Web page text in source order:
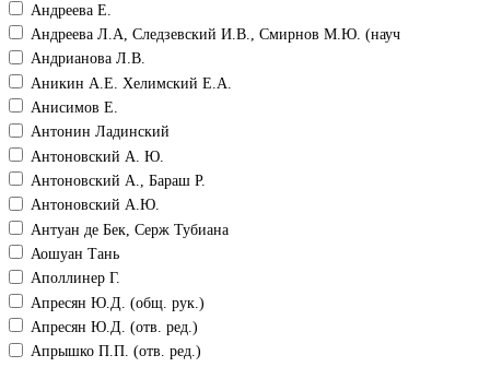
Андреева Е.
Андреева Л.А, Следзевский И.В., Смирнов М.Ю. (науч
Андрианова Л.В.
Аникин А.Е. Хелимский Е.А.
Анисимов Е.
Антонин Ладинский
Антоновский А. Ю.
Антоновский А., Бараш Р.
Антоновский А.Ю.
Антуан де Бек, Серж Тубиана
Аошуан Тань
Аполлинер Г.
Апресян Ю.Д. (общ. рук.)
Апресян Ю.Д. (отв. ред.)
Апрышко П.П. (отв. ред.)